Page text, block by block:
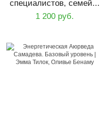
специалистов, семей...
1 200 руб.